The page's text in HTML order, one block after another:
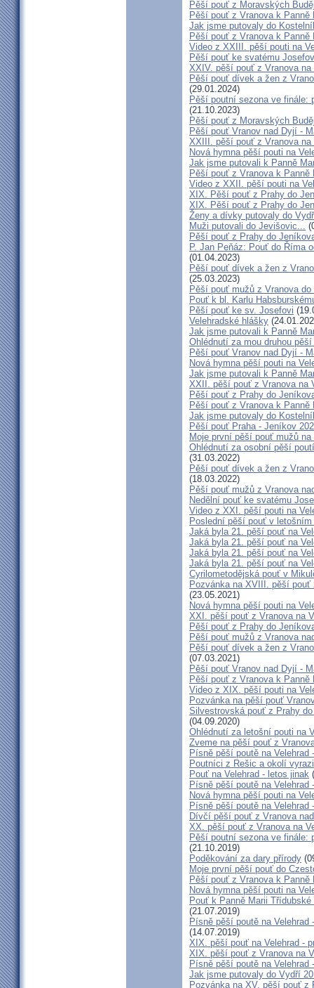
Pěší pouť z Moravských
Pěší pouť z Vranova k Panně
Jak jsme putovaly do
Pěší pouť z Vranova k Panně
Video z XXIII. pěší pouti na
Pěší pouť ke svatému
XXIV. pěší pouť z Vranova
Pěší pouť dívek a žen z
(29.01.2024)
Pěší poutní sezona ve finále:
(21.10.2023)
Pěší pouť z Moravských
Pěší pouť Vranov nad Dyjí -
XXIII. pěší pouť z Vranova na
Nová hymna pěší pouti na
Jak jsme putovali k Panně
Pěší pouť z Vranova k Panně
Video z XXII. pěší pouti na
XIX. Pěší pouť z Prahy do
XIX. Pěší pouť z Prahy do
Ženy a dívky putovaly do
Muži putovali do Jevišovic...
Pěší pouť z Prahy do
P. Jan Peňáz: Pouť do Říma
(01.04.2023)
Pěší pouť dívek a žen z
(25.03.2023)
Pěší pouť mužů z Vranova
Pouť k bl. Karlu
Pěší pouť ke sv. Josefovi
Velehradské hlášky
Jak jsme putovali k Panně
Ohlédnutí za mou druhou
Pěší pouť Vranov nad Dyjí -
Nová hymna pěší pouti na
Jak jsme putovali k Panně
XXII. pěší pouť z Vranova na
Pěší pouť z Prahy do
Pěší pouť z Vranova k Panně
Jak jsme putovaly do
Pěší pouť Praha - Jeníkov
Moje první pěší pouť mužů
Ohlédnutí za osobní pěší
(31.03.2022)
Pěší pouť dívek a žen z
(18.03.2022)
Pěší pouť mužů z Vranova
Nedělní pouť ke svatému
Video z XXI. pěší pouti na
Poslední pěší pouť v
Jaká byla 21. pěší pouť na
Jaká byla 21. pěší pouť na
Jaká byla 21. pěší pouť na
Jaká byla 21. pěší pouť na
Cyrilometodějská pouť v
Pozvánka na XVIII. pěší
(23.05.2021)
Nová hymna pěší pouti na
XXI. pěší pouť z Vranova na
Pěší pouť z Prahy do
Pěší pouť mužů z Vranova
Pěší pouť dívek a žen z
(07.03.2021)
Pěší pouť Vranov nad Dyjí -
Pěší pouť z Vranova k Panně
Video z XIX. pěší pouti na
Pozvánka na pěší pouť
Silvestrovská pouť z Prahy
(04.09.2020)
Ohlédnutí za letošní pouti na
Zveme na pěší pouť z
Písně pěší poutě na
Poutníci z Rešic a okolí
Pouť na Velehrad - letos jinak
Písně pěší poutě na Velehrad
Nová hymna pěší pouti na
Písně pěší poutě na Velehrad
Dívčí pěší pouť z Vranova
XX. pěší pouť z Vranova na
Pěší poutní sezona ve finále:
(21.10.2019)
Poděkování za dary přírody
Moje první pěší pouť do
Pěší pouť z Vranova k Panně
Nová hymna pěší pouti na
Pouť k Panně Marii
(21.07.2019)
Písně pěší poutě na
(14.07.2019)
XIX. pěší pouť na Velehrad -
XIX. pěší pouť z Vranova na
Písně pěší poutě na Velehrad
Jak jsme putovaly do Vydří
Pozvánka na XV. pěší pouť